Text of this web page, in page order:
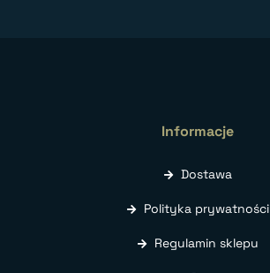
Informacje
Dostawa
Polityka prywatności
Regulamin sklepu